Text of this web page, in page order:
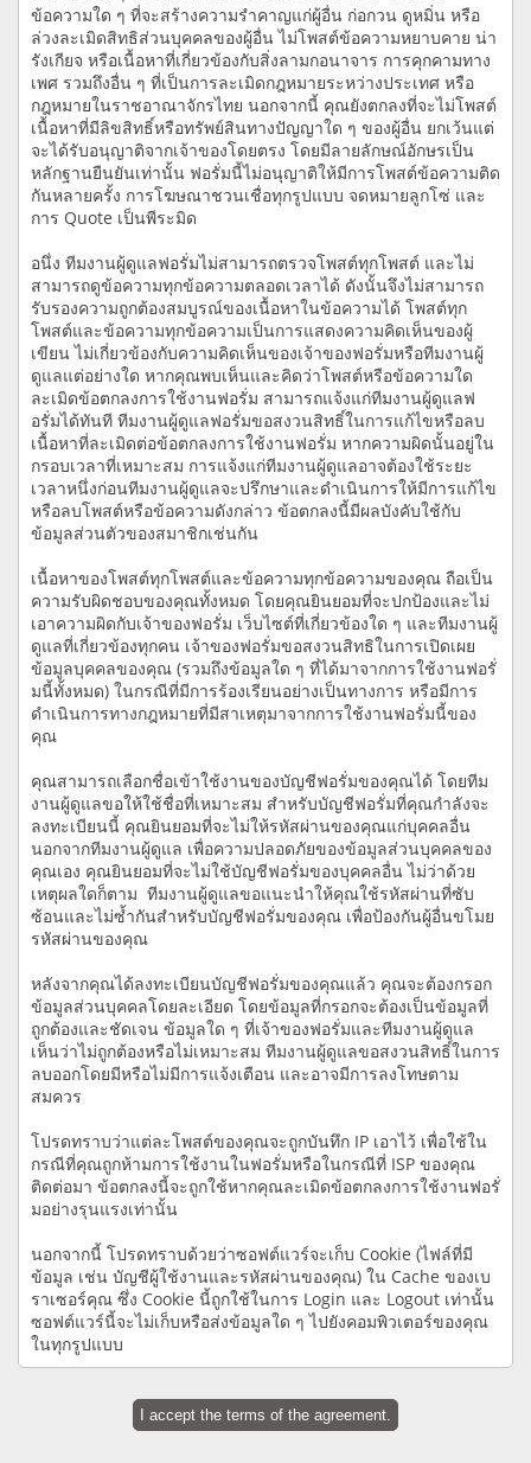
ข้อความใด ๆ ที่จะสร้างความรำคาญแก่ผู้อื่น ก่อกวน ดูหมิ่น หรือ
ล่วงละเมิดสิทธิส่วนบุคคลของผู้อื่น ไม่โพสต์ข้อความหยาบคาย น่า
รังเกียจ หรือเนื้อหาที่เกี่ยวข้องกับสิ่งลามกอนาจาร การคุกคามทาง
เพศ รวมถึงอื่น ๆ ที่เป็นการละเมิดกฎหมายระหว่างประเทศ หรือ
กฎหมายในราชอาณาจักรไทย นอกจากนี้ คุณยังตกลงที่จะไม่โพสต์
เนื้อหาที่มีลิขสิทธิ์หรือทรัพย์สินทางปัญญาใด ๆ ของผู้อื่น ยกเว้นแต่
จะได้รับอนุญาติจากเจ้าของโดยตรง โดยมีลายลักษณ์อักษรเป็น
หลักฐานยืนยันเท่านั้น ฟอรั่มนี้ไม่อนุญาติให้มีการโพสต์ข้อความติด
กันหลายครั้ง การโฆษณาชวนเชื่อทุกรูปแบบ จดหมายลูกโซ่ และ
การ Quote เป็นพีระมิด
อนึ่ง ทีมงานผู้ดูแลฟอรั่มไม่สามารถตรวจโพสต์ทุกโพสต์ และไม่
สามารถดูข้อความทุกข้อความตลอดเวลาได้ ดังนั้นจึงไม่สามารถ
รับรองความถูกต้องสมบูรณ์ของเนื้อหาในข้อความได้ โพสต์ทุก
โพสต์และข้อความทุกข้อความเป็นการแสดงความคิดเห็นของผู้
เขียน ไม่เกี่ยวข้องกับความคิดเห็นของเจ้าของฟอรั่มหรือทีมงานผู้
ดูแลแต่อย่างใด หากคุณพบเห็นและคิดว่าโพสต์หรือข้อความใด
ละเมิดข้อตกลงการใช้งานฟอรั่ม สามารถแจ้งแก่ทีมงานผู้ดูแลฟ
อรั่มได้ทันที ทีมงานผู้ดูแลฟอรั่มขอสงวนสิทธิ์ในการแก้ไขหรือลบ
เนื้อหาที่ละเมิดต่อข้อตกลงการใช้งานฟอรั่ม หากความผิดนั้นอยู่ใน
กรอบเวลาที่เหมาะสม การแจ้งแก่ทีมงานผู้ดูแลอาจต้องใช้ระยะ
เวลาหนึ่งก่อนทีมงานผู้ดูแลจะปรึกษาและดำเนินการให้มีการแก้ไข
หรือลบโพสต์หรือข้อความดังกล่าว ข้อตกลงนี้มีผลบังคับใช้กับ
ข้อมูลส่วนตัวของสมาชิกเช่นกัน
เนื้อหาของโพสต์ทุกโพสต์และข้อความทุกข้อความของคุณ ถือเป็น
ความรับผิดชอบของคุณทั้งหมด โดยคุณยินยอมที่จะปกป้องและไม่
เอาความผิดกับเจ้าของฟอรั่ม เว็บไซต์ที่เกี่ยวข้องใด ๆ และทีมงานผู้
ดูแลที่เกี่ยวข้องทุกคน เจ้าของฟอรั่มขอสงวนสิทธิในการเปิดเผย
ข้อมูลบุคคลของคุณ (รวมถึงข้อมูลใด ๆ ที่ได้มาจากการใช้งานฟอรั่
มนี้ทั้งหมด) ในกรณีที่มีการร้องเรียนอย่างเป็นทางการ หรือมีการ
ดำเนินการทางกฎหมายที่มีสาเหตุมาจากการใช้งานฟอรั่มนี้ของ
คุณ
คุณสามารถเลือกชื่อเข้าใช้งานของบัญชีฟอรั่มของคุณได้ โดยทีม
งานผู้ดูแลขอให้ใช้ชื่อที่เหมาะสม สำหรับบัญชีฟอรั่มที่คุณกำลังจะ
ลงทะเบียนนี้ คุณยินยอมที่จะไม่ให้รหัสผ่านของคุณแก่บุคคลอื่น
นอกจากทีมงานผู้ดูแล เพื่อความปลอดภัยของข้อมูลส่วนบุคคลของ
คุณเอง คุณยินยอมที่จะไม่ใช้บัญชีฟอรั่มของบุคคลอื่น ไม่ว่าด้วย
เหตุผลใดก็ตาม ทีมงานผู้ดูแลขอแนะนำให้คุณใช้รหัสผ่านที่ซับ
ซ้อนและไม่ซ้ำกันสำหรับบัญชีฟอรั่มของคุณ เพื่อป้องกันผู้อื่นขโมย
รหัสผ่านของคุณ
หลังจากคุณได้ลงทะเบียนบัญชีฟอรั่มของคุณแล้ว คุณจะต้องกรอก
ข้อมูลส่วนบุคคลโดยละเอียด โดยข้อมูลที่กรอกจะต้องเป็นข้อมูลที่
ถูกต้องและชัดเจน ข้อมูลใด ๆ ที่เจ้าของฟอรั่มและทีมงานผู้ดูแล
เห็นว่าไม่ถูกต้องหรือไม่เหมาะสม ทีมงานผู้ดูแลขอสงวนสิทธิ์ในการ
ลบออกโดยมีหรือไม่มีการแจ้งเตือน และอาจมีการลงโทษตาม
สมควร
โปรดทราบว่าแต่ละโพสต์ของคุณจะถูกบันทึก IP เอาไว้ เพื่อใช้ใน
กรณีที่คุณถูกห้ามการใช้งานในฟอรั่มหรือในกรณีที่ ISP ของคุณ
ติดต่อมา ข้อตกลงนี้จะถูกใช้หากคุณละเมิดข้อตกลงการใช้งานฟอรั่
มอย่างรุนแรงเท่านั้น
นอกจากนี้ โปรดทราบด้วยว่าซอฟต์แวร์จะเก็บ Cookie (ไฟล์ที่มี
ข้อมูล เช่น บัญชีผู้ใช้งานและรหัสผ่านของคุณ) ใน Cache ของเบ
ราเซอร์คุณ ซึ่ง Cookie นี้ถูกใช้ในการ Login และ Logout เท่านั้น
ซอฟต์แวร์นี้จะไม่เก็บหรือส่งข้อมูลใด ๆ ไปยังคอมพิวเตอร์ของคุณ
ในทุกรูปแบบ